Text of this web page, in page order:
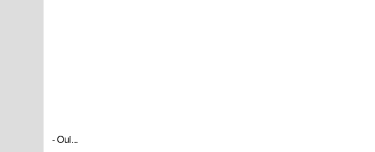
- Oui...